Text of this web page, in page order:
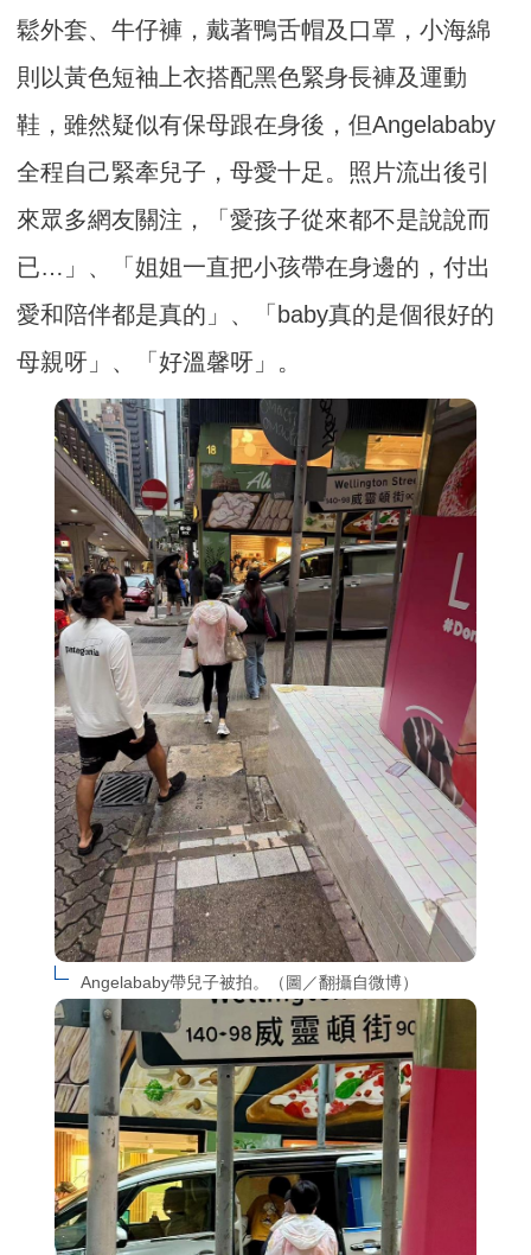
鬆外套、牛仔褲，戴著鴨舌帽及口罩，小海綿
則以黃色短袖上衣搭配黑色緊身長褲及運動
鞋，雖然疑似有保母跟在身後，但Angelababy
全程自己緊牽兒子，母愛十足。照片流出後引
來眾多網友關注，「愛孩子從來都不是說說而
已…」、「姐姐一直把小孩帶在身邊的，付出
愛和陪伴都是真的」、「baby真的是個很好的
母親呀」、「好溫馨呀」。
Angelababy帶兒子被拍。（圖／翻攝自微博）